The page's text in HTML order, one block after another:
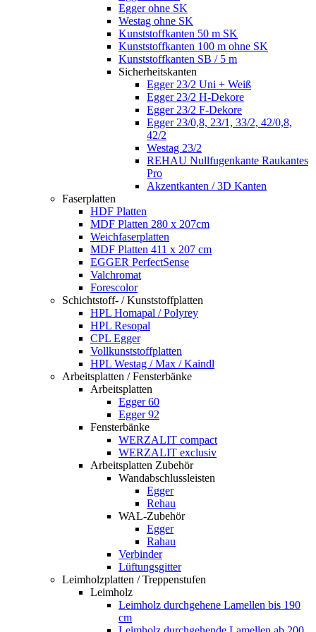
Egger ohne SK
Westag ohne SK
Kunststoffkanten 50 m SK
Kunststoffkanten 100 m ohne SK
Kunststoffkanten SB / 5 m
Sicherheitskanten
Egger 23/2 Uni + Weiß
Egger 23/2 H-Dekore
Egger 23/2 F-Dekore
Egger 23/0,8, 23/1, 33/2, 42/0,8,
42/2
Westag 23/2
REHAU Nullfugenkante Raukantes
Pro
Akzentkanten / 3D Kanten
Faserplatten
HDF Platten
MDF Platten 280 x 207cm
Weichfaserplatten
MDF Platten 411 x 207 cm
EGGER PerfectSense
Valchromat
Forescolor
Schichtstoff- / Kunststoffplatten
HPL Homapal / Polyrey
HPL Resopal
CPL Egger
Vollkunststoffplatten
HPL Westag / Max / Kaindl
Arbeitsplatten / Fensterbänke
Arbeitsplatten
Egger 60
Egger 92
Fensterbänke
WERZALIT compact
WERZALIT exclusiv
Arbeitsplatten Zubehör
Wandabschlussleisten
Egger
Rehau
WAL-Zubehör
Egger
Rahau
Verbinder
Lüftungsgitter
Leimholzplatten / Treppenstufen
Leimholz
Leimholz durchgehene Lamellen bis 190
cm